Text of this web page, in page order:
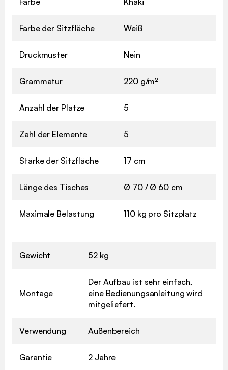
Farbe der Sitzfläche Weiß
Druckmuster Nein
Grammatur 220 g/m²
Anzahl der Plätze 5
Zahl der Elemente 5
Stärke der Sitzfläche 17 cm
Länge des Tisches Ø 70 / Ø 60 cm
Maximale Belastung 110 kg pro Sitzplatz
Gewicht 52 kg
Montage
Der Aufbau ist sehr einfach,
eine Bedienungsanleitung wird
mitgeliefert.
Verwendung Außenbereich
Garantie 2 Jahre